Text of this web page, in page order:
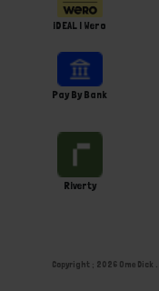
iDEAL | Wero
Pay By Bank
Riverty
Copyright ; 2026 Ome Dick